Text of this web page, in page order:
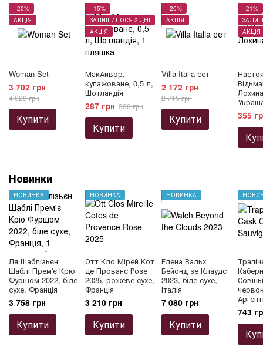
−20%
АКЦІЯ
Woman Set
3 702 грн
4 628 грн
Купити
−15%
ЗАЛИШИЛОСЯ 2 ДНІ
АКЦІЯ
МакАйвор,
купажоване, 0,5 л,
Шотландія
287 грн 338 грн
Купити
−20%
АКЦІЯ
Villa Italia сет
2 172 грн
2 715 грн
Купити
−21%
АКЦІЯ
355
Новинки
НОВИНКА
Ля Шаблізьєн
Шаблі Прем'є Крю
Фуршом 2022, біле
сухе, Франція
3 758 грн
Купити
НОВИНКА
Отт Кло Мірей Кот
де Прованс Розе
2025, рожеве сухе,
Франція
3 210 грн
Купити
НОВИНКА
Елена Вальх
Бейонд зе Клаудс
2023, біле сухе,
Італія
7 080 грн
Купити
743